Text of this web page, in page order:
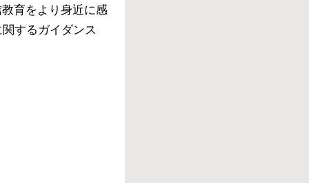
育をより身近に感
するガイダンス